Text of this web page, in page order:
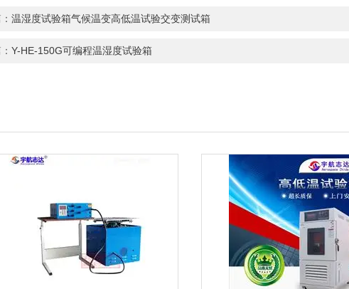
温湿度试验箱气候温变高低温试验交变测试箱
Y-HE-150G可编程温湿度试验箱